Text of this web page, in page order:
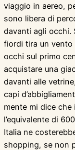
viaggio in aereo,
sono libera di
davanti agli occhi.
fiordi tira un vento
occhi sul primo
acquistare una
davanti alle
capi
mente mi dice
l’equivalente di
Italia ne
shopping, se non